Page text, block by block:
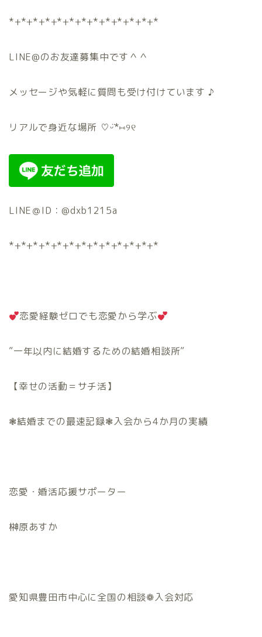
*+*+*+*+*+*+*+*+*+*+*+*+*
LINE@のお友達募集中です＾＾
メッセージや気軽に質問も受け付けています ♪
リアルで身近な場所 ♡ᵕ̈*⑅୨୧
LINE＠ID：@dxb1215a
*+*+*+*+*+*+*+*+*+*+*+*+*
恋愛経験ゼロでも恋愛から学ぶ
”一年以内に結婚するための結婚相談所”
【幸せの活動＝サチ活】
❃結婚までの最速記録❃入会から4か月の実績
恋愛・婚活応援サポーター
榊原あすか
愛知県豊田市中心に全国の相談❁入会対応